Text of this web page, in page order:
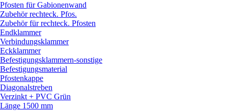
Pfosten für Gabionenwand
Zubehör rechteck. Pfos.
Zubehör für rechteck. Pfosten
Endklammer
Verbindungsklammer
Eckklammer
Befestigungsklammern-sonstige
Befestigungsmaterial
Pfostenkappe
Diagonalstreben
Verzinkt + PVC Grün
Länge 1500 mm